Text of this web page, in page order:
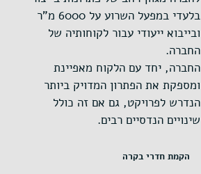
בלעדי במפעל השרוע על 6000 מ"ר
ובייבוא ייעודי עבור לקוחותיה של
החברה.
החברה, יחד עם הלקוח מאפיינת
ומספקת את הפתרון המדויק ביותר
הנדרש לפרויקט, גם אם זה כולל
שינויים הנדסיים רבים.
הקמת חדרי בקרה